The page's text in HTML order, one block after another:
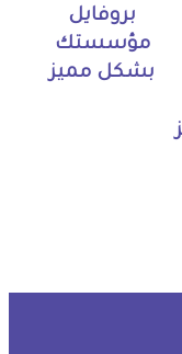
بروفايل
مؤسستك
بشكل مميز